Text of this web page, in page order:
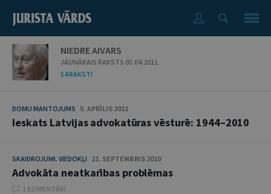
NIEDRE AIVARS
JAUNĀKAIS RAKSTS 05.04.2011
54 RAKSTI
DOMU MANTOJUMS 5. APRĪLIS 2011
Ieskats Latvijas advokatūras vēsturē: 1944–2010
SKAIDROJUMI. VIEDOKĻI 21. SEPTEMBRIS 2010
Advokāta neatkarības problēmas
1 KOMENTĀRI